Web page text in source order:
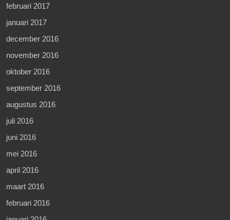
februari 2017
januari 2017
december 2016
november 2016
oktober 2016
september 2016
augustus 2016
juli 2016
juni 2016
mei 2016
april 2016
maart 2016
februari 2016